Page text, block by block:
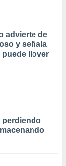
advierte de
y señala
puede llover
perdiendo